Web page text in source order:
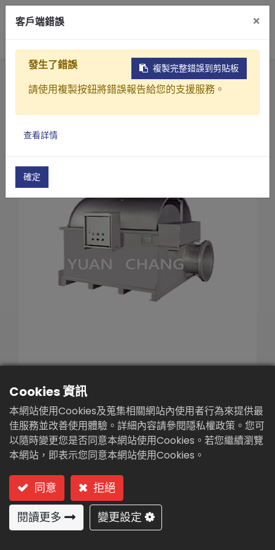
產品介紹
產業解決方案
關於元錩
繁體中文
首頁
產品
淨水及純水前處理過濾設備(中水回收)
微細篩過濾機
微細篩過濾機(DG-120)
微細篩過濾機(DG-120)
型號: DF-120 (內輪式)
內輪式(孔徑 :110~2500μm)
用途:
移除廢污水中粒徑110 μm以上微細顆粒之懸浮固
體。
Cookies 資訊
本網站使用Cookies及蒐集相關網站內使用者行為來提供最
佳服務並改善使用體驗。詳細內容請參閱隱私權政策。您可
以隨時變更您是否同意本網站使用Cookies。若您繼續瀏覽
本網站，即表示您同意本網站使用Cookies。
同意
拒絕
閱讀更多
變更設定
客戶端錯誤 ×
複製完整錯誤到剪貼板
發生了錯誤
請使用複製按鈕將錯誤報告給您的支援服務。
查看詳情
確定